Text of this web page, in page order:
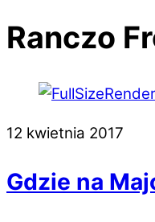
Ranczo
12 kwietnia 2017
Gdzie na